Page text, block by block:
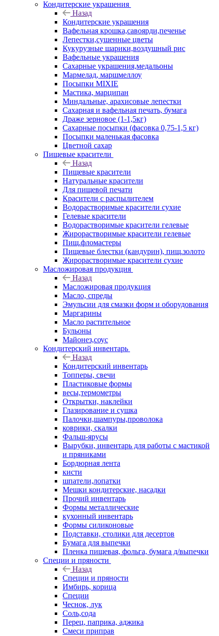
Кондитерские украшения
Назад
Кондитерские украшения
Вафельная крошка,савоярди,печенье
Лепестки,сушенные цветы
Кукурузные шарики,воздушный рис
Вафельные украшения
Сахарные украшения,медальоны
Мармелад, маршмеллоу
Посыпки MIXIE
Мастика, марципан
Миндальные, арахисовые лепестки
Сахарная и вафельная печать, бумага
Драже зерновое (1-1,5кг)
Сахарные посыпки (фасовка 0,75-1,5 кг)
Посыпки маленькая фасовка
Цветной сахар
Пищевые красители
Назад
Пищевые красители
Натуральные красители
Для пищевой печати
Красители с распылителем
Водорастворимые красители сухие
Гелевые красители
Водорастворимые красители гелевые
Жирорастворимые красители гелевые
Пищ.фломастеры
Пищевые блестки (кандурин), пищ.золото
Жирорастворимые красители сухие
Масложировая продукция
Назад
Масложировая продукция
Масло, спреды
Эмульсии для смазки форм и оборудования
Маргарины
Масло растительное
Бульоны
Майонез,соус
Кондитерский инвентарь
Назад
Кондитерский инвентарь
Топперы, свечи
Пластиковые формы
весы,термометры
Открытки, наклейки
Глазирование и сушка
Палочки,шампуры,проволока
коврики, скалки
Фальш-ярусы
Вырубки, инвентарь для работы с мастикой
и пряниками
Бордюрная лента
кисти
шпатели,лопатки
Мешки кондитерские, насадки
Прочий инвентарь
Формы металлические
кухонный инвентарь
Формы силиконовые
Подставки, столики для десертов
Бумага для выпечки
Пленка пищевая, фольга, бумага д/выпечки
Специи и пряности
Назад
Специи и пряности
Имбирь, корица
Специи
Чеснок, лук
Соль,сода
Перец, паприка, аджика
Смеси приправ